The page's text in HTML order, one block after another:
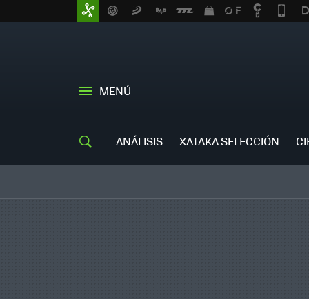
MENÚ
ANÁLISIS XATAKA SELECCIÓN